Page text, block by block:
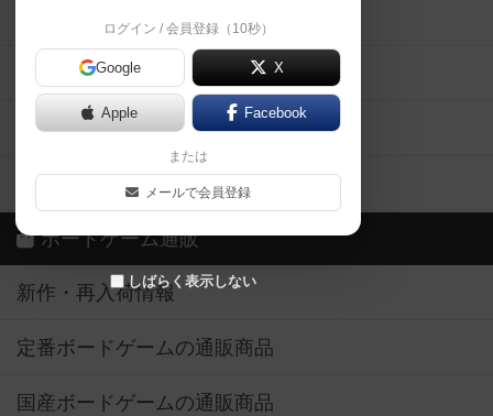
ログイン / 会員登録（10秒）
Google X
Apple Facebook
または
メールで会員登録
しばらく表示しない
掲示板・トピックス
ボドとも・会員一覧
ボードゲーム業界コラム
ボドゲーマご利用案内
ボードゲーム通販
新作・再入荷情報
定番ボードゲームの通販商品
国産ボードゲームの通販商品